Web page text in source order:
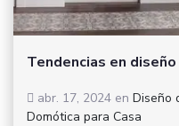
Tendencias en
abr. 17, 2024 en Diseño
Domótica para Casa